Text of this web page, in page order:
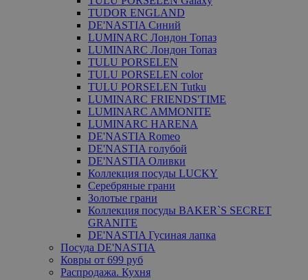
TUDOR ENGLAND
DE'NASTIA Синий
LUMINARC Лондон Топаз
LUMINARC Лондон Топаз
TULU PORSELEN
TULU PORSELEN color
TULU PORSELEN Tutku
LUMINARC FRIENDS'TIME
LUMINARC AMMONITE
LUMINARC HARENA
DE'NASTIA Romeo
DE'NASTIA голубой
DE'NASTIA Оливки
Коллекция посуды LUCKY
Серебряные грани
Золотые грани
Коллекция посуды BAKER`S SECRET
GRANITE
DE'NASTIA Гусиная лапка
Посуда DE'NASTIA
Ковры от 699 руб
Распродажа. Кухня